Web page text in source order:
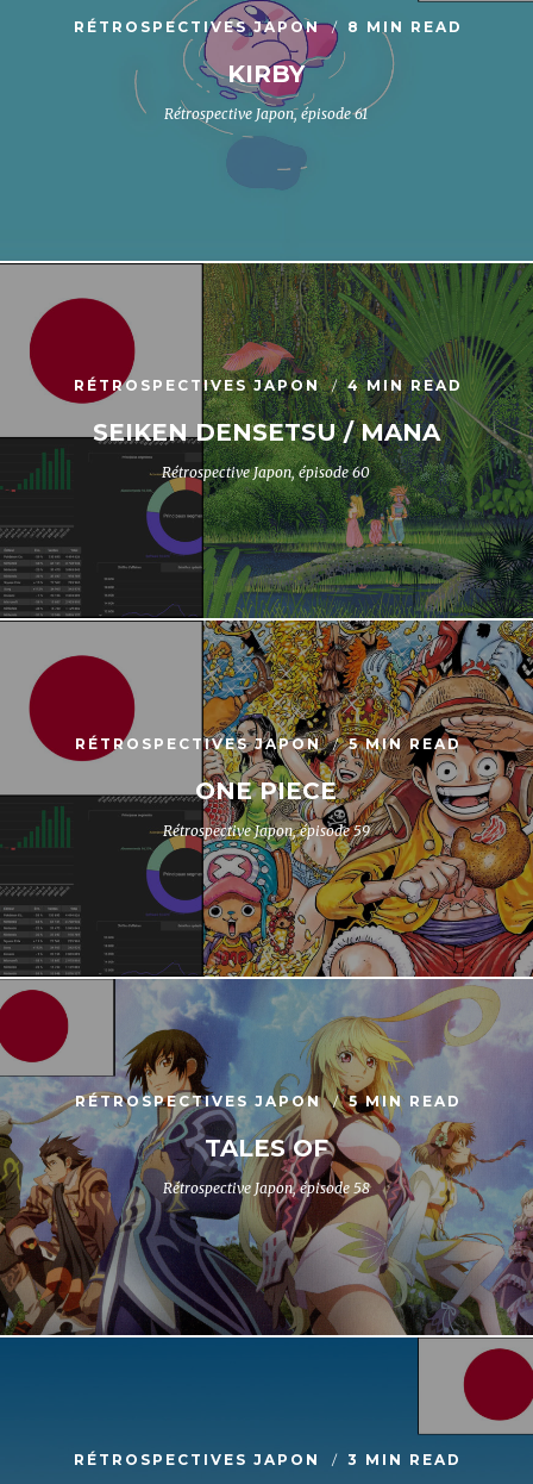
RÉTROSPECTIVES JAPON 8 MIN READ
KIRBY
Rétrospective Japon, épisode 61
RÉTROSPECTIVES JAPON 4 MIN READ
SEIKEN DENSETSU / MANA
Rétrospective Japon, épisode 60
RÉTROSPECTIVES JAPON 5 MIN READ
ONE PIECE
Rétrospective Japon, épisode 59
RÉTROSPECTIVES JAPON 5 MIN READ
TALES OF
Rétrospective Japon, épisode 58
RÉTROSPECTIVES JAPON 3 MIN READ